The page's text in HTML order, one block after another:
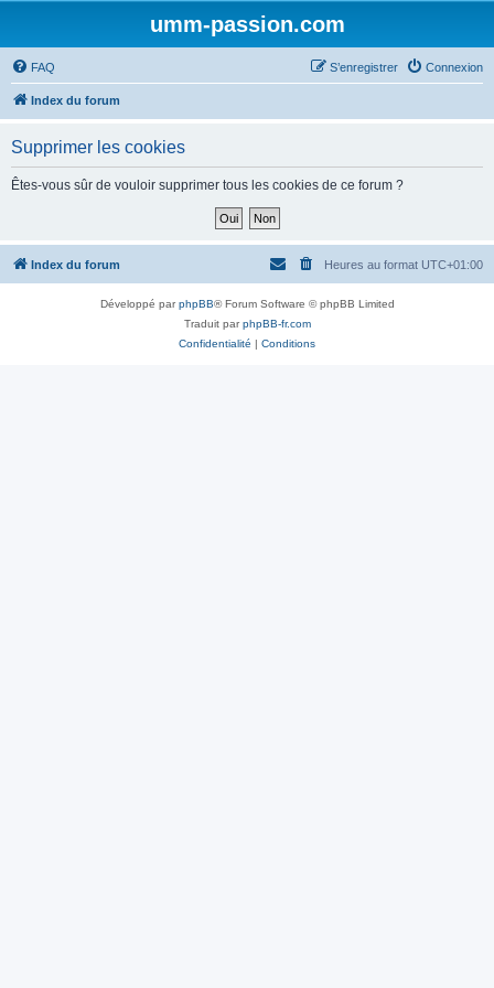
umm-passion.com
FAQ Connexion
S’enregistrer
Index du forum
Supprimer les cookies
Êtes-vous sûr de vouloir supprimer tous les cookies de ce forum ?
Index du forum Heures au format UTC+01:00
Développé parphpBB® Forum Software © phpBB Limited
Traduit parphpBB-fr.com
Confidentialité | Conditions